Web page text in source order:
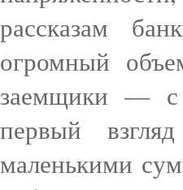
рассказам
огромный
заемщики — с
первый
маленькими